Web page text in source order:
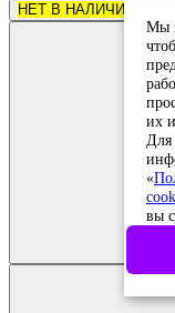
НЕТ В НАЛИЧИИ
Мы
их
Для
«
вы